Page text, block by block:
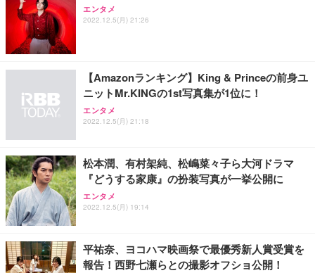
エンタメ
2022.12.5(月) 21:26
【Amazonランキング】King & Princeの前身ユ
ニットMr.KINGの1st写真集が1位に！
エンタメ
2022.12.5(月) 21:18
松本潤、有村架純、松嶋菜々子ら大河ドラマ
『どうする家康』の扮装写真が一挙公開に
エンタメ
2022.12.5(月) 19:14
平祐奈、ヨコハマ映画祭で最優秀新人賞受賞を
報告！西野七瀬らとの撮影オフショ公開！